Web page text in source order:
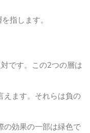
指します。
です。この2つの層は
えます。それらは負の
の効果の一部は緑色で